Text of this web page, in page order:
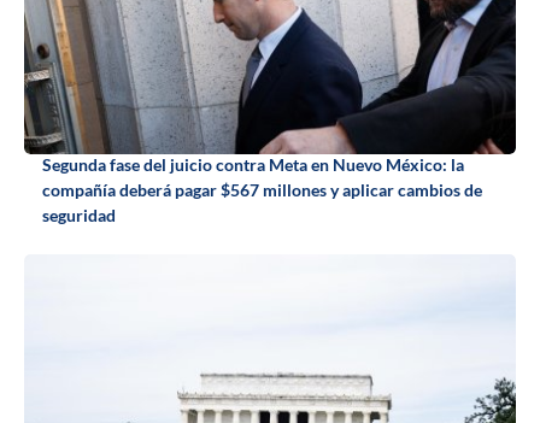
Segunda fase del juicio contra Meta en Nuevo México: la
compañía deberá pagar $567 millones y aplicar cambios de
seguridad